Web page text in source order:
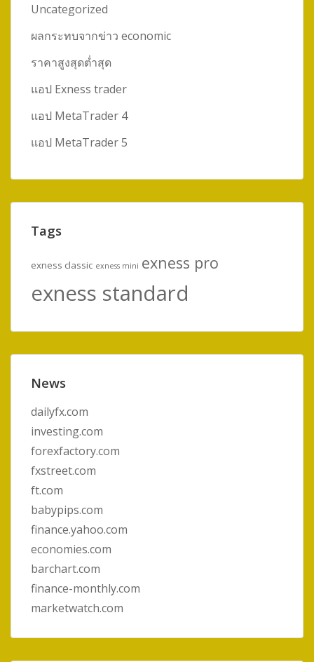
Uncategorized
ผลกระทบจากข่าว economic
ราคาสูงสุดต่ำสุด
แอป Exness trader
แอป MetaTrader 4
แอป MetaTrader 5
Tags
exness classic exness mini exness pro
exness standard
News
dailyfx.com
investing.com
forexfactory.com
fxstreet.com
ft.com
babypips.com
finance.yahoo.com
economies.com
barchart.com
finance-monthly.com
marketwatch.com